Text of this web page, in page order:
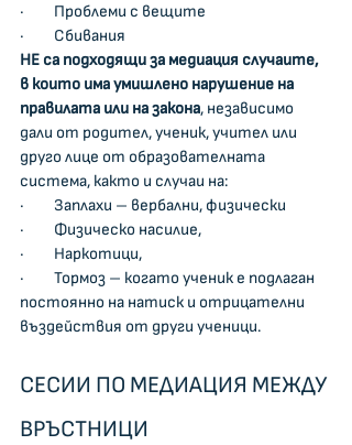
·         Проблеми с вещите
·         Сбивания
НЕ са подходящи за медиация случаите,
в които има умишлено нарушение на
правилата или на закона, независимо
дали от родител, ученик, учител или
друго лице от образователната
система, както и случаи на:
·         Заплахи – вербални, физически
·         Физическо насилие,
·         Наркотици,
·         Тормоз – когато ученик е подлаган
постоянно на натиск и отрицателни
въздействия от други ученици.
СЕСИИ ПО МЕДИАЦИЯ МЕЖДУ
ВРЪСТНИЦИ